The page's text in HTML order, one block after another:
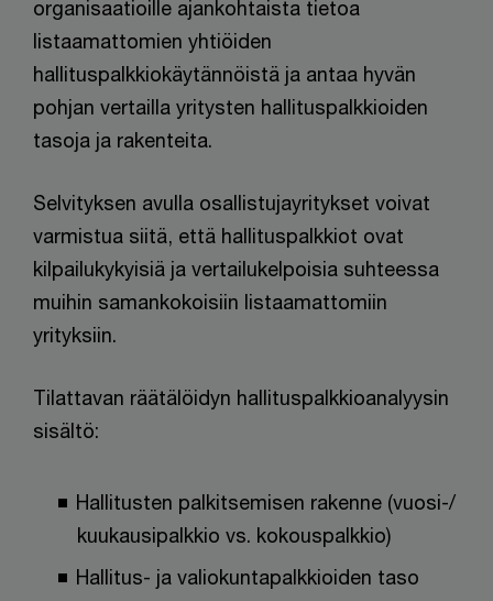
organisaatioille ajankohtaista tietoa
listaamattomien yhtiöiden
hallituspalkkiokäytännöistä ja antaa hyvän
pohjan vertailla yritysten hallituspalkkioiden
tasoja ja rakenteita.
Selvityksen avulla osallistujayritykset voivat
varmistua siitä, että hallituspalkkiot ovat
kilpailukykyisiä ja vertailukelpoisia suhteessa
muihin samankokoisiin listaamattomiin
yrityksiin.
Tilattavan räätälöidyn hallituspalkkioanalyysin
sisältö: ​
Hallitusten palkitsemisen rakenne (vuosi-/
kuukausipalkkio vs. kokouspalkkio)
Hallitus- ja valiokuntapalkkioiden taso